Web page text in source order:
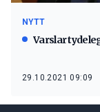
NYTT
Varslar
29.10.2021 09:09